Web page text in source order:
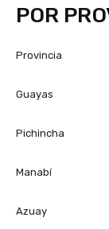
POR
Provincia